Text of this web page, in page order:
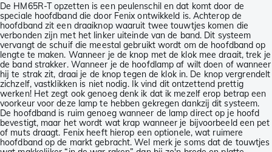
De HM65R-T opzetten is een peulenschil en dat komt door de
speciale hoofdband die door Fenix ontwikkeld is. Achterop de
hoofdband zit een draaiknop waaruit twee touwtjes komen die
verbonden zijn met het linker uiteinde van de band. Dit systeem
vervangt de schuif die meestal gebruikt wordt om de hoofdband op
lengte te maken. Wanneer je de knop met de klok mee draait, trek je
de band strakker. Wanneer je de hoofdlamp af wilt doen of wanneer
hij te strak zit, draai je de knop tegen de klok in. De knop vergrendelt
zichzelf, vastklikken is niet nodig. Ik vind dit ontzettend prettig
werken! Het zegt ook genoeg denk ik dat ik mezelf erop betrap een
voorkeur voor deze lamp te hebben gekregen dankzij dit systeem.
De hoofdband is ruim genoeg wanneer de lamp direct op je hoofd
bevestigt, maar het wordt wat krap wanneer je bijvoorbeeld een pet
of muts draagt. Fenix heeft hierop een optionele, wat ruimere
hoofdband op de markt gebracht. Wel merk je soms dat de touwtjes